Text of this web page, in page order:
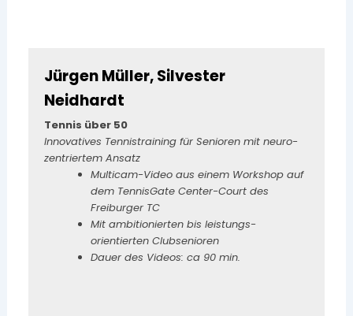
Jürgen Müller, Silvester
Neidhardt
Tennis über 50
Innovatives Tennistraining für Senioren mit neuro-
zentriertem Ansatz
Multicam-Video aus einem Workshop auf
dem TennisGate Center-Court des
Freiburger TC
Mit ambitionierten bis leistungs-
orientierten Clubsenioren
Dauer des Videos: ca 90 min.